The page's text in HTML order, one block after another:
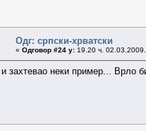
Одг: српски-хрватски
« Одговор #24 у: 19.20 ч.
захтевао неки пример... Врло